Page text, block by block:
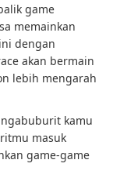
game
memainkan
dengan
akan bermain
lebih mengarah
kamu
masuk
game-game